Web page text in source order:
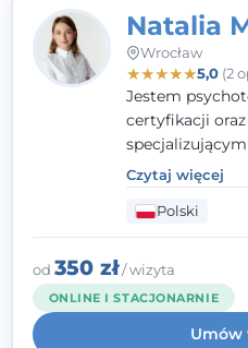
Natalia
Wrocław
★★★★★5,0(2
Jestem
certyfikacji
klinicznej.
podyplomowe
działalności
Towarzystwa
jestem
Czytaj więcej
Polski
od 350 zł/ wizyta
ONLINE I STACJONARNIE
Umów